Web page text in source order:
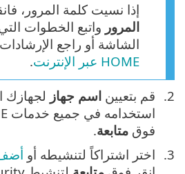
إذا نسيت كلمة المرور،
المرور واتبع الخطوات
الشاشة أو راجع
HOME عبر الإنترنت
.
قم بتعيين اسم جهاز لجهازك
فوق متابعة.
اختر اشتراكاً لتنشيطه أو أضف